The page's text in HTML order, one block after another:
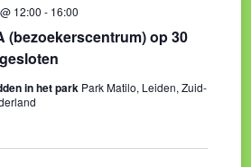
(bezoekerscentrum) op 30
12:00 - 16:00
in het park Park Matilo, Leiden, Zuid-